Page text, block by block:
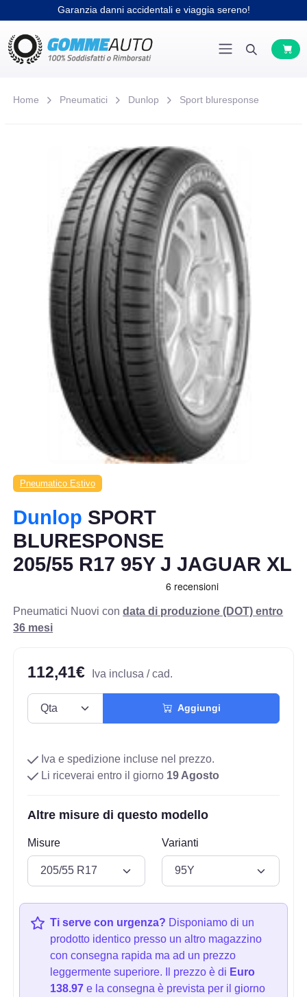
Garanzia danni accidentali e viaggia sereno!
Home Pneumatici Dunlop Sport bluresponse
Pneumatico Estivo
Dunlop SPORT
BLURESPONSE
205/55 R17 95Y J JAGUAR XL
Pneumatici Nuovi condata di produzione (DOT) entro
36 mesi
112,41€ Iva inclusa / cad.
Aggiungi
Iva e spedizione incluse nel prezzo.
Li riceverai entro il giorno 19 Agosto
Altre misure di questo modello
Misure Varianti
Ti serve con urgenza? Disponiamo di un
prodotto identico presso un altro magazzino
con consegna rapida ma ad un prezzo
leggermente superiore. Il prezzo è di Euro
138.97 e la consegna è prevista per il giorno